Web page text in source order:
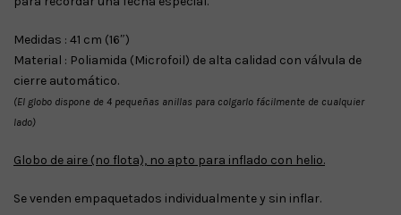
Medidas : 41 cm (16″)
Material : Poliamida (Microfoil) de alta calidad con válvula de
cierre automático.
(El globo dispone de 4 pequeñas anillas para colgarlo fácilmente de cualquier
lado)
Globo de aire (no flota), no apto para inflado con helio.
Se venden empaquetados individualmente y sin inflar.